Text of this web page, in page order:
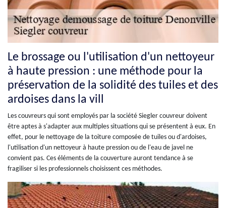
Le brossage ou l'utilisation d'un nettoyeur
à haute pression : une méthode pour la
préservation de la solidité des tuiles et des
ardoises dans la vill
Les couvreurs qui sont employés par la société Siegler couvreur doivent
être aptes à s'adapter aux multiples situations qui se présentent à eux. En
effet, pour le nettoyage de la toiture composée de tuiles ou d'ardoises,
l'utilisation d'un nettoyeur à haute pression ou de l'eau de javel ne
convient pas. Ces éléments de la couverture auront tendance à se
fragiliser si les professionnels choisissent ces méthodes.